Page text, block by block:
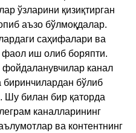
ўзларини қизиқтирган
аъзо бўлмоқдалар.
саҳифалари ва
фаол иш олиб боряпти.
фойдаланувчилар канал
биринчилардан бўлиб
Шу билан бир қаторда
каналларининг
ва контентнинг